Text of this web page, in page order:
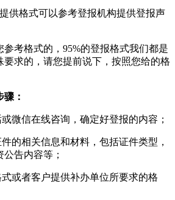
供格式可以参考登报机构提供登报声
考格式的，95%的登报格式我们都是
要求的，请您提前说下，按照您给的格
：
微信在线咨询，确定好登报的内容；
的相关信息和材料，包括证件类型，
告内容等；
或者客户提供补办单位所要求的格